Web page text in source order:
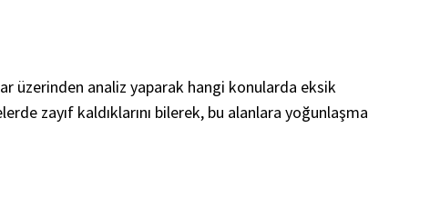
üzerinden analiz yaparak hangi konularda eksik
zayıf kaldıklarını bilerek, bu alanlara yoğunlaşma